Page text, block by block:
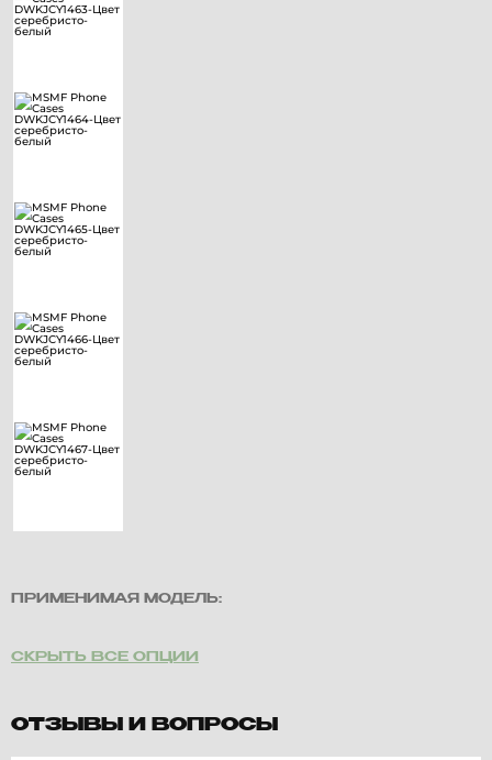
ПРИМЕНИМАЯ МОДЕЛЬ:
СКРЫТЬ ВСЕ ОПЦИИ
ОТЗЫВЫ И ВОПРОСЫ